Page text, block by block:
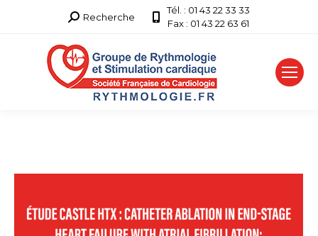
Recherche
Recherche
Tél. : 01 43 22 33 33
Fax : 01 43 22 63 61